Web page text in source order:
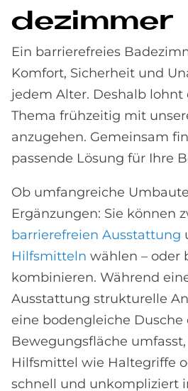
de­zim­mer
Ein barrierefreies
Komfort, Sicherheit und
jedem Alter. Deshalb lohnt
Thema frühzeitig mit
anzugehen. Gemeinsam
passende Lösung für Ihre
Ob umfangreiche
Ergänzungen: Sie können
barrierefreien Ausstattung
Hilfsmitteln wählen – oder
kombinieren. Während
Ausstattung strukturelle
eine bodengleiche Dusche
Bewegungsfläche umfasst,
Hilfsmittel wie Haltegriffe
schnell und unkompliziert